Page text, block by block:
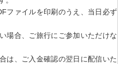
ファイルを印刷のうえ、当日必ず
場合、ご旅行にご参加いただけな
は、ご入金確認の翌日に配信いた